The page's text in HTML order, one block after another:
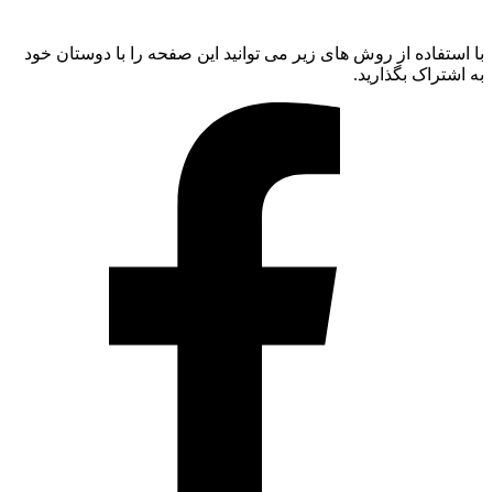
با استفاده از روش های زیر می توانید این صفحه را با دوستان خود
به اشتراک بگذارید.